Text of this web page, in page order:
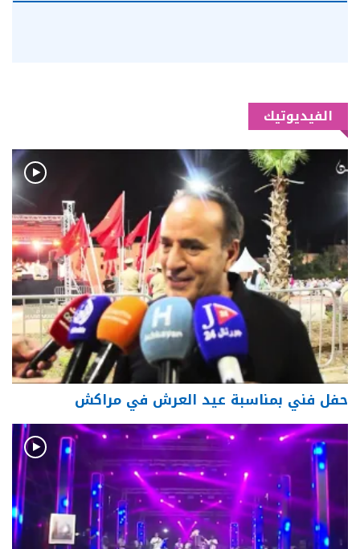
الفيديوتيك
حفل فني بمناسبة عيد العرش في مراكش